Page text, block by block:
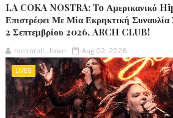
LA COKA NOSTRA: To Αμερικανικό
Επιστρέφει Με Μία Εκρηκτική
2 Σεπτεμβρίου 2026, ARCH CLUB!
rocknroll_town Aug 02, 2026
LIVES